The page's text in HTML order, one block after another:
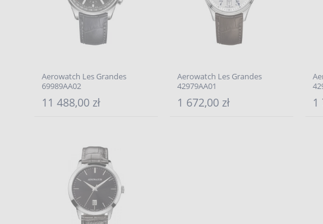
Aerowatch Les Grandes
69989AA02
11 488,00 zł
Aerowatch Les Grandes
42979AA01
1 672,00 zł 1